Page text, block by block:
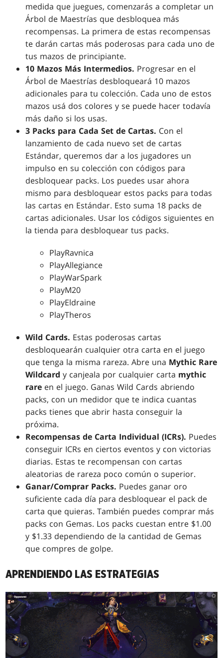
medida que juegues, comenzarás a completar un
Árbol de Maestrías que desbloquea más
recompensas. La primera de estas recompensas
te darán cartas más poderosas para cada uno de
tus mazos de principiante.
10 Mazos Más Intermedios. Progresar en el
Árbol de Maestrías desbloqueará 10 mazos
adicionales para tu colección. Cada uno de estos
mazos usá dos colores y se puede hacer todavía
más daño si los usas.
3 Packs para Cada Set de Cartas. Con el
lanzamiento de cada nuevo set de cartas
Estándar, queremos dar a los jugadores un
impulso en su colección con códigos para
desbloquear packs. Los puedes usar ahora
mismo para desbloquear estos packs para todas
las cartas en Estándar. Esto suma 18 packs de
cartas adicionales. Usar los códigos siguientes en
la tienda para desbloquear tus packs.
PlayRavnica
PlayAllegiance
PlayWarSpark
PlayM20
PlayEldraine
PlayTheros
Wild Cards. Estas poderosas cartas
desbloquearán cualquier otra carta en el juego
que tenga la misma rareza. Abre una Mythic Rare
Wildcard y canjeala por cualquier carta mythic
rare en el juego. Ganas Wild Cards abriendo
packs, con un medidor que te indica cuantas
packs tienes que abrir hasta conseguir la
próxima.
Recompensas de Carta Individual (ICRs). Puedes
conseguir ICRs en ciertos eventos y con victorias
diarias. Estas te recompensan con cartas
aleatorias de rareza poco común o superior.
Ganar/Comprar Packs. Puedes ganar oro
suficiente cada día para desbloquear el pack de
carta que quieras. También puedes comprar más
packs con Gemas. Los packs cuestan entre $1.00
y $1.33 dependiendo de la cantidad de Gemas
que compres de golpe.
APRENDIENDO LAS ESTRATEGIAS